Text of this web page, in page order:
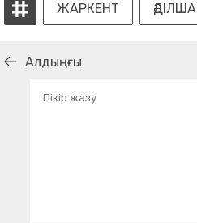
ЖАРКЕНТ
Алдыңғы